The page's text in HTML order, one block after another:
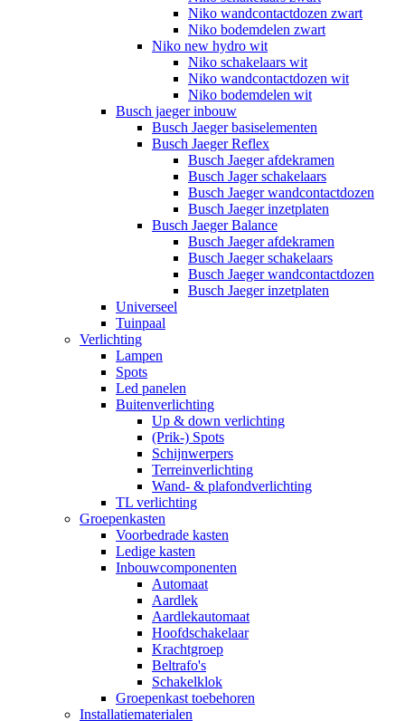
Niko wandcontactdozen zwart
Niko bodemdelen zwart
Niko new hydro wit
Niko schakelaars wit
Niko wandcontactdozen wit
Niko bodemdelen wit
Busch jaeger inbouw
Busch Jaeger basiselementen
Busch Jaeger Reflex
Busch Jaeger afdekramen
Busch Jager schakelaars
Busch Jaeger wandcontactdozen
Busch Jaeger inzetplaten
Busch Jaeger Balance
Busch Jaeger afdekramen
Busch Jaeger schakelaars
Busch Jaeger wandcontactdozen
Busch Jaeger inzetplaten
Universeel
Tuinpaal
Verlichting
Lampen
Spots
Led panelen
Buitenverlichting
Up & down verlichting
(Prik-) Spots
Schijnwerpers
Terreinverlichting
Wand- & plafondverlichting
TL verlichting
Groepenkasten
Voorbedrade kasten
Ledige kasten
Inbouwcomponenten
Automaat
Aardlek
Aardlekautomaat
Hoofdschakelaar
Krachtgroep
Beltrafo's
Schakelklok
Groepenkast toebehoren
Installatiematerialen